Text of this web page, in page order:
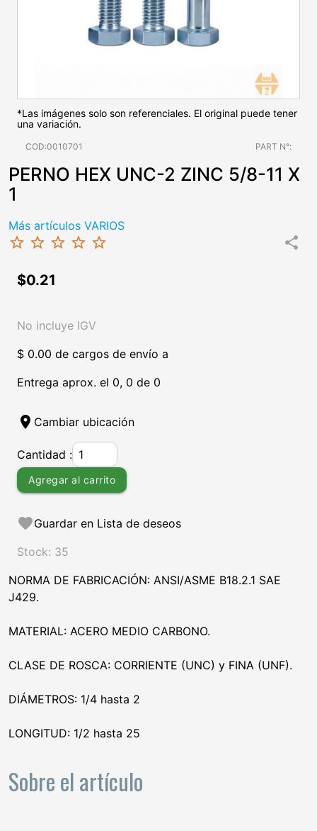
*Las imágenes solo son referenciales. El original puede tener
una variación.
COD:0010701 PART N°:
PERNO HEX UNC-2 ZINC 5/8-11 X
1
Más artículos VARIOS
star_border star_border star_border star_border star_border share
$0.21
No incluye IGV
$ 0.00 de cargos de envío a
Entrega aprox. el 0, 0 de 0
location_on Cambiar ubicación
Cantidad :
Agregar al carrito
favoriteGuardar en Lista de deseos
Stock: 35
NORMA DE FABRICACIÓN: ANSI/ASME B18.2.1 SAE
J429.
MATERIAL: ACERO MEDIO CARBONO.
CLASE DE ROSCA: CORRIENTE (UNC) y FINA (UNF).
DIÁMETROS: 1/4 hasta 2
LONGITUD: 1/2 hasta 25
Sobre el artículo